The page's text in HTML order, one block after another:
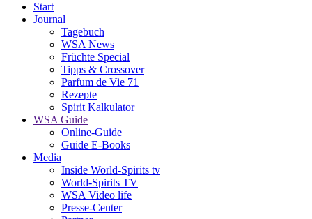
Start
Journal
Tagebuch
WSA News
Früchte Special
Tipps & Crossover
Parfum de Vie 71
Rezepte
Spirit Kalkulator
WSA Guide
Online-Guide
Guide E-Books
Media
Inside World-Spirits tv
World-Spirits TV
WSA Video life
Presse-Center